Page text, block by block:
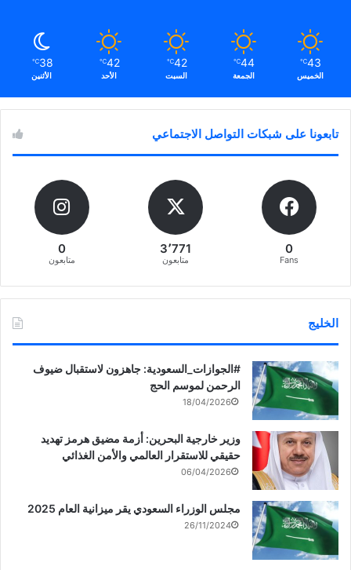
43
℃
الخميس
44
℃
الجمعة
42
℃
السبت
42
℃
الأحد
38
℃
الأثنين
تابعونا على شبكات التواصل الاجتماعي
0
Fans
3٬771
متابعون
0
متابعون
الخليج
‏‎#الجوازات_السعودية: جاهزون لاستقبال ضيوف
الرحمن لموسم الحج
18/04/2026
وزير خارجية البحرين: أزمة مضيق هرمز تهديد
حقيقي للاستقرار العالمي والأمن الغذائي
06/04/2026
مجلس الوزراء السعودي يقر ميزانية العام 2025
26/11/2024